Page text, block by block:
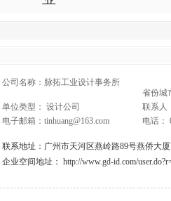
公司名称：脉拓工业设计事务所
省份城
单位类型： 设计公司
联系人
电子邮箱：tinhuang@163.com
电话：
联系地址：广州市天河区燕岭路89号燕侨大厦
企业空间地址： http://www.gd-id.com/